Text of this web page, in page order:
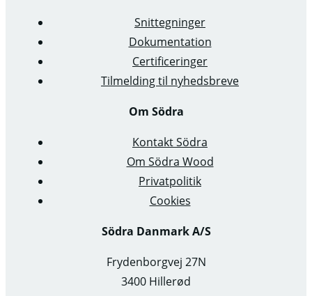
Snittegninger
Dokumentation
Certificeringer
Tilmelding til nyhedsbreve
Om Södra
Kontakt Södra
Om Södra Wood
Privatpolitik
Cookies
Södra Danmark A/S
Frydenborgvej 27N
3400 Hillerød